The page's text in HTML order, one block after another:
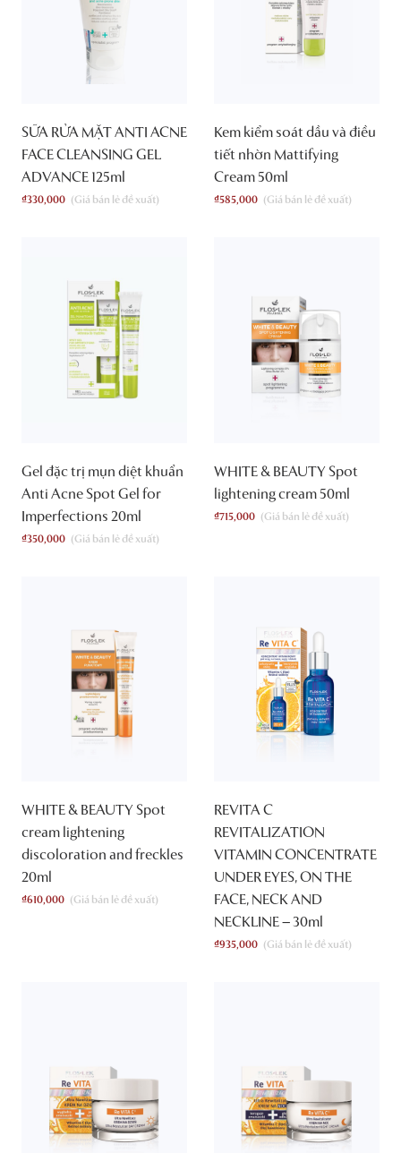
SỮA RỬA MẶT ANTI ACNE
FACE CLEANSING GEL
ADVANCE 125ml
₫330,000
Kem kiểm soát dầu và điều
tiết nhờn Mattifying
Cream 50ml
₫585,000
Gel đặc trị mụn diệt khuẩn
Anti Acne Spot Gel for
Imperfections 20ml
₫350,000
WHITE & BEAUTY Spot
lightening cream 50ml
₫715,000
WHITE & BEAUTY Spot
cream lightening
discoloration and freckles
20ml
₫610,000
REVITA C
REVITALIZATION
VITAMIN CONCENTRATE
UNDER EYES, ON THE
FACE, NECK AND
NECKLINE – 30ml
₫935,000